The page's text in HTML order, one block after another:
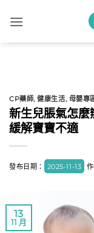
CP藥師,健康生活, 母嬰專
新生兒脹氣怎
緩解寶寶不適
發布日期： 2025-11-13
13
11 月